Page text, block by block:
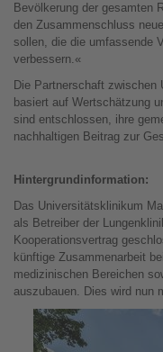
Bevölkerung der gesamten
den Zusammenschluss
sollen, die die umfassende
verbessern.«
Die Partnerschaft
basiert auf Wertschätzung
sind entschlossen, ihre
nachhaltigen Beitrag zur
Hintergrundinformation:
Das Universitätsklinikum
als Betreiber der
Kooperationsvertrag
künftige Zusammenarbeit
medizinischen Bereichen
auszubauen. Dies wird nun